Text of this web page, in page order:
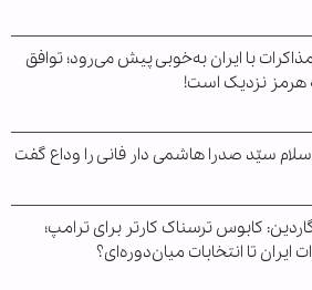
با ایران به‌خوبی پیش می‌رود؛ توافق
هرمز نزدیک است!
سیّد صدرا هاشمی دار فانی را وداع گفت
کابوس ترسناک کارتر برای ترامپ؛
ایران تا انتخابات میان‌دوره‌ای؟